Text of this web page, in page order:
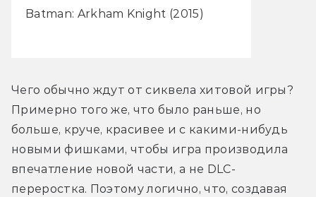
Batman: Arkham Knight (2015)
Чего обычно ждут от сиквела хитовой игры?
Примерно того же, что было раньше, но
больше, круче, красивее и с какими-нибудь
новыми фишками, чтобы игра производила
впечатление новой части, а не DLC-
переростка. Поэтому логично, что, создавая